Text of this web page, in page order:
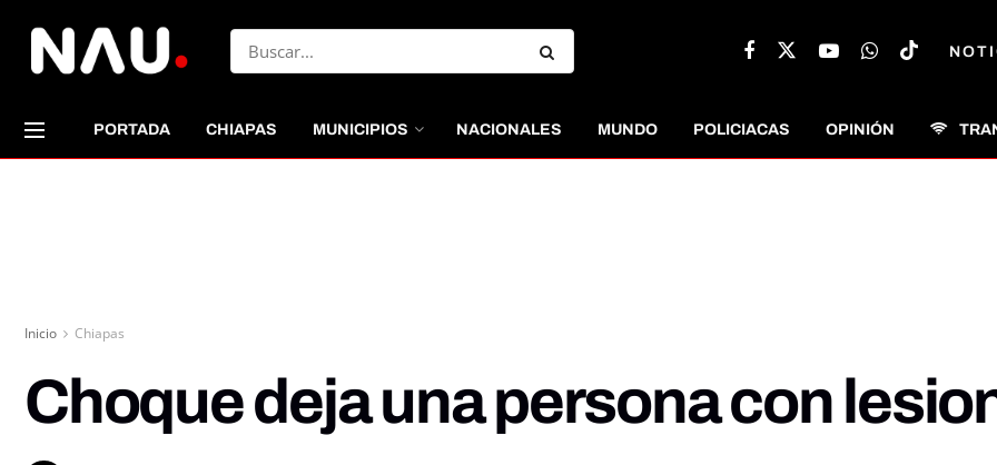
PORTADA CHIAPAS MUNICIPIOS NACIONALES MUNDO POLICIACAS OPINIÓN
Inicio Chiapas
Choque deja una persona con